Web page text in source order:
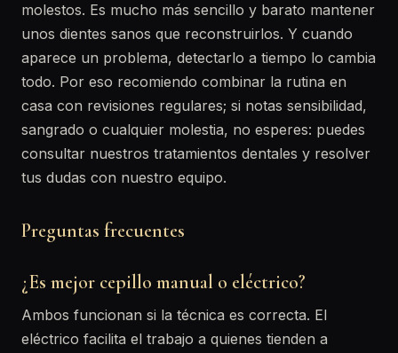
molestos. Es mucho más sencillo y barato mantener
unos dientes sanos que reconstruirlos. Y cuando
aparece un problema, detectarlo a tiempo lo cambia
todo. Por eso recomiendo combinar la rutina en
casa con revisiones regulares; si notas sensibilidad,
sangrado o cualquier molestia, no esperes: puedes
consultar nuestros tratamientos dentales y resolver
tus dudas con nuestro equipo.
Preguntas frecuentes
¿Es mejor cepillo manual o eléctrico?
Ambos funcionan si la técnica es correcta. El
eléctrico facilita el trabajo a quienes tienden a